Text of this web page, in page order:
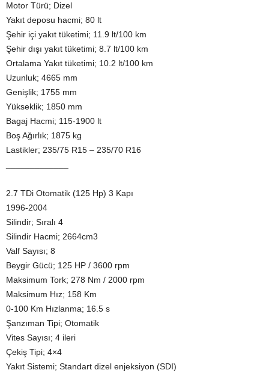
Motor Türü; Dizel
Yakıt deposu hacmi; 80 lt
Şehir içi yakıt tüketimi; 11.9 lt/100 km
Şehir dışı yakıt tüketimi; 8.7 lt/100 km
Ortalama Yakıt tüketimi; 10.2 lt/100 km
Uzunluk; 4665 mm
Genişlik; 1755 mm
Yükseklik; 1850 mm
Bagaj Hacmi; 115-1900 lt
Boş Ağırlık; 1875 kg
Lastikler; 235/75 R15 – 235/70 R16
2.7 TDi Otomatik (125 Hp) 3 Kapı
1996-2004
Silindir; Sıralı 4
Silindir Hacmi; 2664cm3
Valf Sayısı; 8
Beygir Gücü; 125 HP / 3600 rpm
Maksimum Tork; 278 Nm / 2000 rpm
Maksimum Hız; 158 Km
0-100 Km Hızlanma; 16.5 s
Şanzıman Tipi; Otomatik
Vites Sayısı; 4 ileri
Çekiş Tipi; 4×4
Yakıt Sistemi; Standart dizel enjeksiyon (SDI)